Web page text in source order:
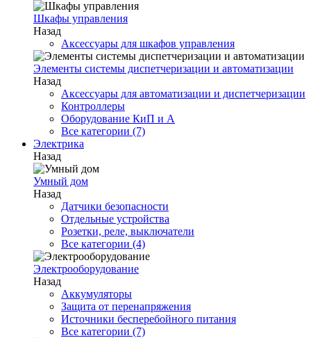
Шкафы управления
Назад
Аксессуары для шкафов управления
Элементы системы диспетчеризации и автоматизации
Назад
Аксессуары для автоматизации и диспетчеризации
Контроллеры
Оборудование КиП и А
Все категории (7)
Электрика
Назад
Умный дом
Назад
Датчики безопасности
Отдельные устройства
Розетки, реле, выключатели
Все категории (4)
Электрооборудование
Назад
Аккумуляторы
Защита от перенапряжения
Источники бесперебойного питания
Все категории (7)